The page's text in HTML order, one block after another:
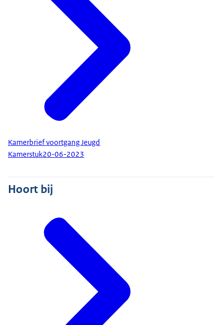
Kamerbrief voortgang Jeugd
Kamerstuk20-06-2023
Hoort bij